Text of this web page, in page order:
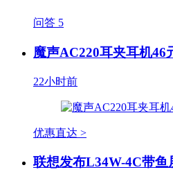
问答 5
魔声AC220耳夹耳机46
22小时前
优惠直达 >
联想发布L34W-4C带